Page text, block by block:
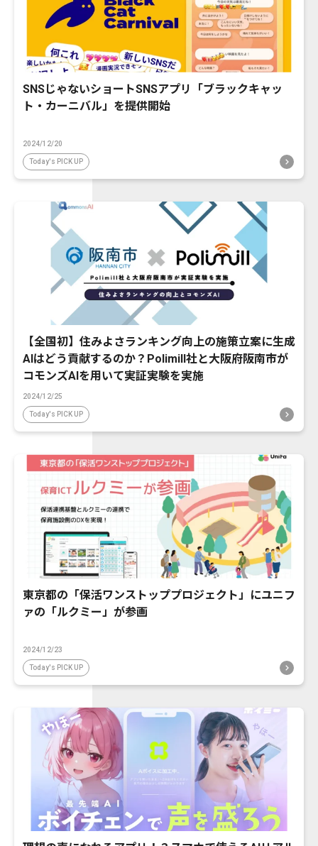
SNSじゃないショートSNSアプリ「ブラックキャッ
ト・カーニバル」を提供開始
2024/12/20
Today's PICK UP
【全国初】住みよさランキング向上の施策立案に生成
AIはどう貢献するのか？Polimill社と大阪府阪南市が
コモンズAIを用いて実証実験を実施
2024/12/25
Today's PICK UP
東京都の「保活ワンストッププロジェクト」にユニフ
ァの「ルクミー」が参画
2024/12/23
Today's PICK UP